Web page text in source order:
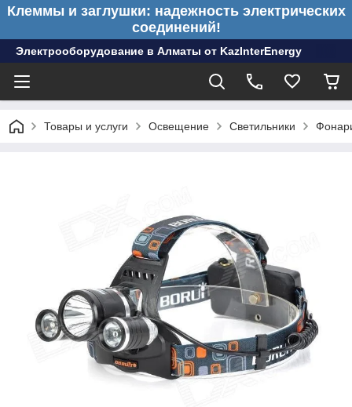
Клеммы и заглушки: надежность электрических
соединений!
Электрооборудование в Алматы от KazInterEnergy
Товары и услуги Освещение Светильники